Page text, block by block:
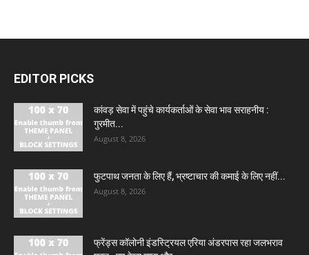
EDITOR PICKS
कांवड़ सेवा में पहुंचे कार्यकर्ताओं के सेवा भाव सराहनीय :
गुरमीत...
August 8, 2026
फुटपाथ जनता के लिए हैं, भ्रष्टाचार की कमाई के लिए नहीं...
August 8, 2026
फ्रेंड्स कॉलोनी इंडस्ट्रियल एरिया अंडरपास रहा जलभराव